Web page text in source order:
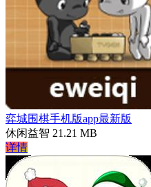
弈城围棋手机版app最新版
休闲益智 21.21 MB
详情